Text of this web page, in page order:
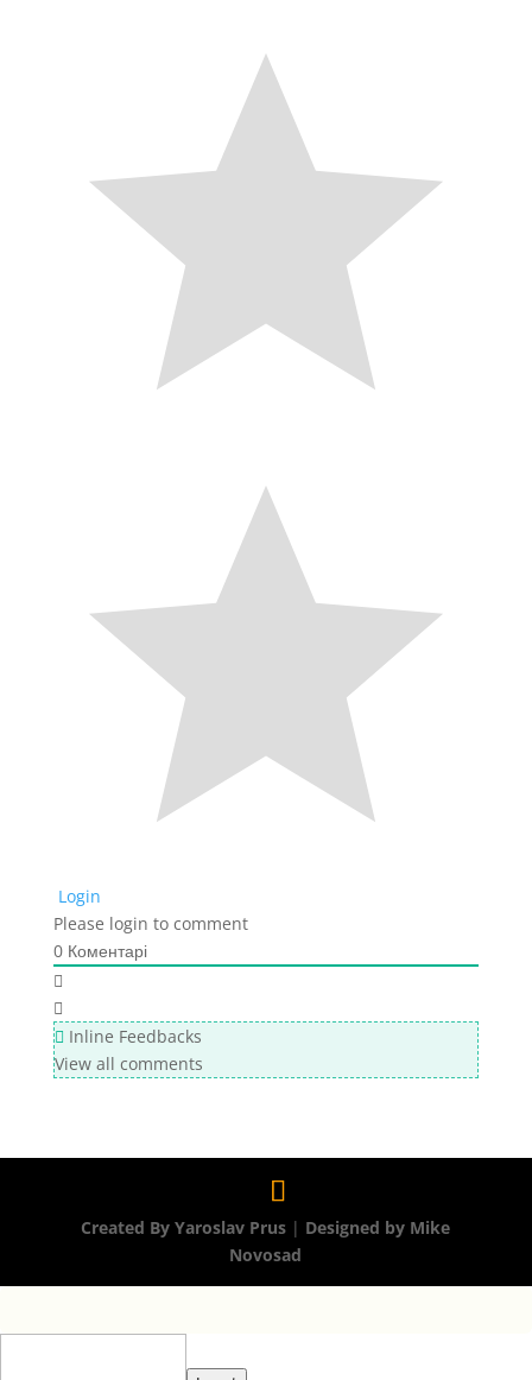
Login
Please login to comment
0Коментарі
Inline Feedbacks
View all comments
Created By Yaroslav Prus | Designed by Mike
Novosad